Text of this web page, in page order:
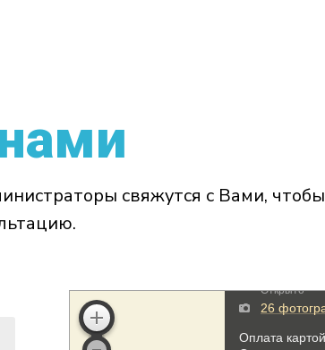
свяжутся с Вами, чтобы